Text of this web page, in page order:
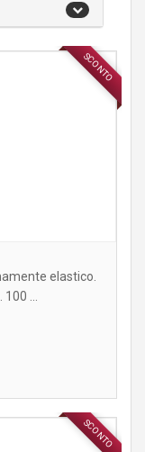
SCONTO
ABBIGLIAMENTO
elastico.
...
SCONTO
ABBIGLIAMENTO